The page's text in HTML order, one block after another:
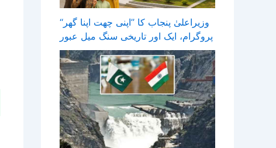
وزیراعلیٰ پنجاب کا ’’اپنی چھت اپنا گھر‘‘
پروگرام، ایک اور تاریخی سنگ میل عبور